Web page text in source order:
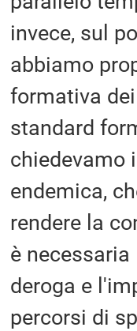
invece, sul
abbiamo
formativa
standard
chiedevamo
endemica,
rendere la
è
deroga e
percorsi di